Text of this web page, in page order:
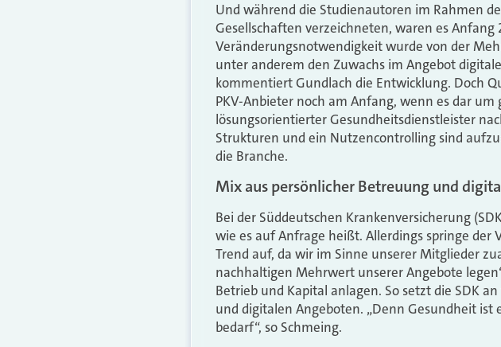
Und während die Studienautoren im Rahmen
Gesellschaften verzeichneten, waren es Anfang
Veränderungsnotwendigkeit wurde von der
unter anderem den Zuwachs im Angebot
kommentiert Gundlach die Entwicklung. Doch
PKV­-Anbieter noch am Anfang, wenn es dar­
lösungsorientierter Gesundheitsdienstleister
Strukturen und ein Nutzencontrolling sind
die Branche.
Mix aus persönlicher Betreuung und
Bei der Süddeutschen Krankenversicherung
wie es auf Anfrage heißt. Allerdings springe der
Trend auf, da wir im Sinne unserer Mitglieder
nachhaltigen Mehrwert unserer Angebote
Betrieb und Kapital­ anlagen. So setzt die SDK
und digitalen Angeboten. „Denn Gesundheit ist
bedarf“, so Schmeing.